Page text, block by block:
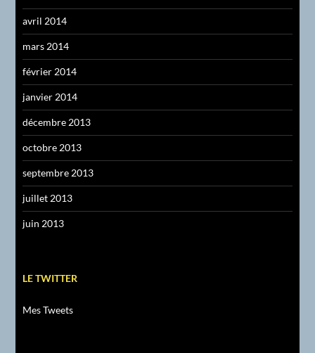
avril 2014
mars 2014
février 2014
janvier 2014
décembre 2013
octobre 2013
septembre 2013
juillet 2013
juin 2013
LE TWITTER
Mes Tweets